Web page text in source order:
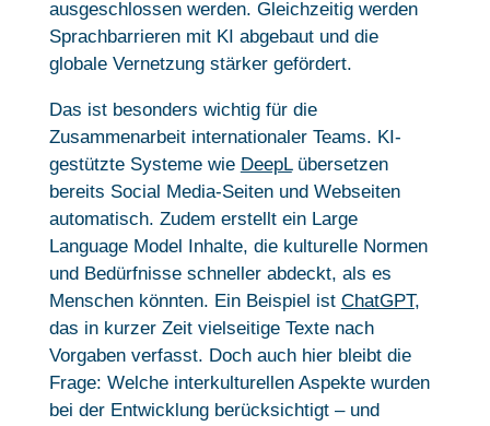
ausgeschlossen werden. Gleichzeitig werden
Sprachbarrieren mit KI abgebaut und die
globale Vernetzung stärker gefördert.
Das ist besonders wichtig für die
Zusammenarbeit internationaler Teams. KI-
gestützte Systeme wie DeepLübersetzen
bereits Social Media-Seiten und Webseiten
automatisch. Zudem erstellt ein Large
Language Model Inhalte, die kulturelle Normen
und Bedürfnisse schneller abdeckt, als es
Menschen könnten. Ein Beispiel ist ChatGPT,
das in kurzer Zeit vielseitige Texte nach
Vorgaben verfasst. Doch auch hier bleibt die
Frage: Welche interkulturellen Aspekte wurden
bei der Entwicklung berücksichtigt – und